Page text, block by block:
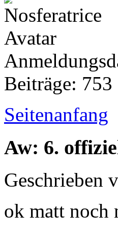
Beiträge: 753
Seitenanfang
Aw: 6.
Geschrieben
ok matt noch